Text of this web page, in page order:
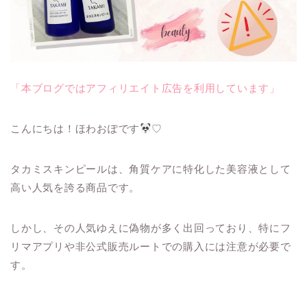
「本ブログではアフィリエイト広告を利用しています」
こんにちは！ほわおぽです ♡
タカミスキンピールは、角質ケアに特化した美容液として
高い人気を誇る商品です。
しかし、その人気ゆえに偽物が多く出回っており、特にフ
リマアプリや非公式販売ルートでの購入には注意が必要で
す。